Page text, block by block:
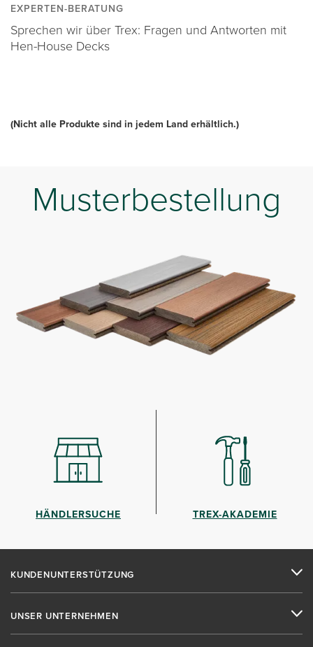
EXPERTEN-BERATUNG
Sprechen wir über Trex: Fragen und Antworten mit
Hen-House Decks
(Nicht alle Produkte sind in jedem Land erhältlich.)
Musterbestellung
HÄNDLERSUCHE TREX-AKADEMIE
KUNDENUNTERSTÜTZUNG
UNSER UNTERNEHMEN